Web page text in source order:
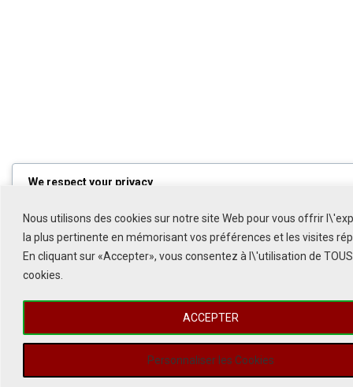
Nous utilisons des cookies sur notre site Web pour vous offrir
la plus pertinente en mémorisant vos préférences et les visites
En cliquant sur «Accepter», vous consentez à l\'utilisation de
cookies.
Personnaliser les Cookies
ACCEPTER
We respect your privacy
by clickingCustomize. ClickAccept Allto consent or Reject All
decline non-essential cookies.
Reject All
Powered by